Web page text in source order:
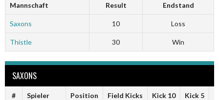
Mannschaft Result Endstand
Saxons 10 Loss
Thistle 30 Win
SAXONS
# Spieler Position Field Kicks Kick 10 Kick 5